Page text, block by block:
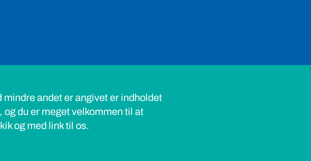
mindre andet er angivet er indholdet
du er meget velkommen til at
og med link til os.